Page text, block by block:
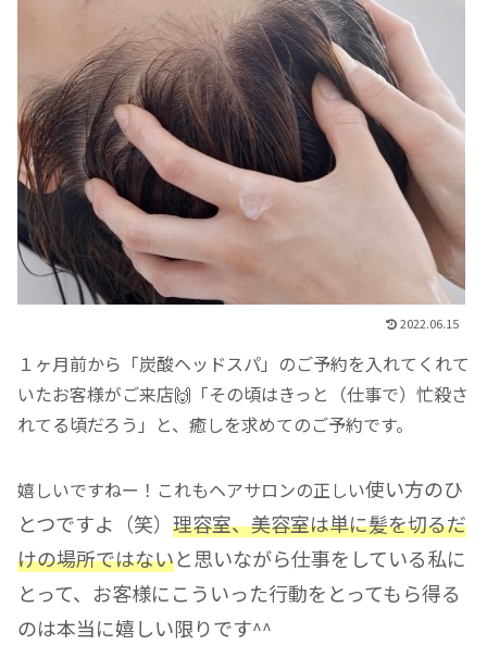
2022.06.15
１ヶ月前から「炭酸ヘッドスパ」のご予約を入れてくれて
いたお客様がご来店🙌「その頃はきっと（仕事で）忙殺さ
れてる頃だろう」と、癒しを求めてのご予約です。
嬉しいですねー！これもヘアサロンの正しい使い方のひ
とつですよ（笑） 理容室、美容室は単に髪を切るだ
けの場所ではないと思いながら仕事をしている私に
とって、お客様にこういった行動をとってもら得る
のは本当に嬉しい限りです^^